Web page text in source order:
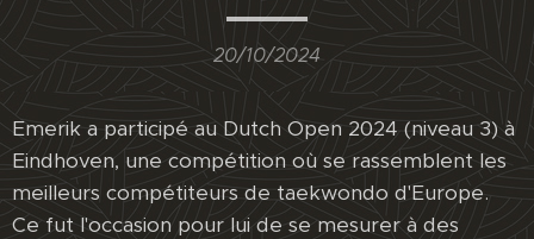
20/10/2024
Emerik a participé au Dutch Open 2024 (niveau 3) à
Eindhoven, une compétition où se rassemblent les
meilleurs compétiteurs de taekwondo d'Europe.
Ce fut l'occasion pour lui de se mesurer à des